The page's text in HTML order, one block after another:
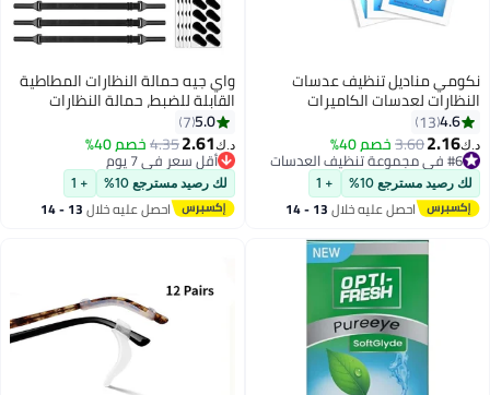
نكومي مناديل تنظيف عدسات
النظارات لعدسات الكاميرات
والنظارات الشمسية والنظارات
الواقية مناديل تنظيف العدسات
المبللة مسبقًا 100 عدد، مناديل
تنظيف النظارات والشاشات آمنة
وسريعة الجفاف، مغلفة بشكل
فردي
4.6
13
د.ك‏2.16
3.60خصم 40% #6 في مجموعة تنظيف العدسات
أقل سعر في السنة
#6 في مجموعة تنظيف العدسات
لك رصيد مسترجع 10% + 1
احصل عليه خلال 13 - 14
واي جيه حمالة النظارات المطاطية
القابلة للضبط، حمالة النظارات
العالمية، حمالة النظارات الرياضية
للرجال، حمالة النظارات الشمسية،
حمالة النظارات للأطفال، حمالة
النظارات للسيدات، حمالة النظارات
المجانية 20 زوجًا دعم جسر النظارات
5.0
7
د.ك‏2.61
4.35خصم 40%
أقل سعر في 7 يوم
أقل سعر في 7 يوم
لك رصيد مسترجع 10% + 1
احصل عليه خلال 13 - 14